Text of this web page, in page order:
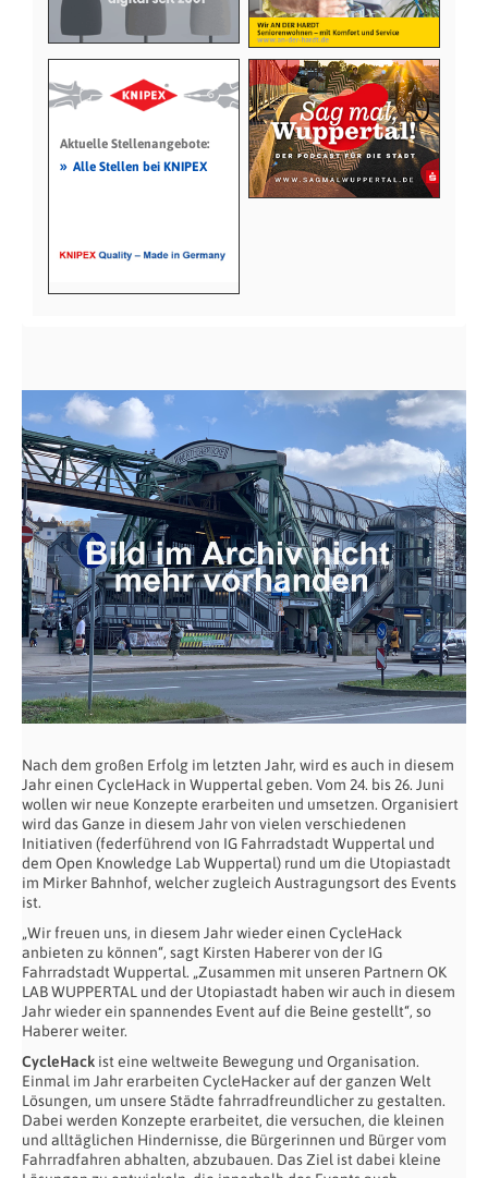
Aktuelle Stellenangebote:
» Alle Stellen bei KNIPEX
Nach dem großen Erfolg im letzten Jahr, wird es auch in diesem
Jahr einen CycleHack in Wuppertal geben. Vom 24. bis 26. Juni
wollen wir neue Konzepte erarbeiten und umsetzen. Organisiert
wird das Ganze in diesem Jahr von vielen verschiedenen
Initiativen (federführend von IG Fahrradstadt Wuppertal und
dem Open Knowledge Lab Wuppertal) rund um die Utopiastadt
im Mirker Bahnhof, welcher zugleich Austragungsort des Events
ist.
„Wir freuen uns, in diesem Jahr wieder einen CycleHack
anbieten zu können“, sagt Kirsten Haberer von der IG
Fahrradstadt Wuppertal. „Zusammen mit unseren Partnern OK
LAB WUPPERTAL und der Utopiastadt haben wir auch in diesem
Jahr wieder ein spannendes Event auf die Beine gestellt“, so
Haberer weiter.
CycleHack ist eine weltweite Bewegung und Organisation.
Einmal im Jahr erarbeiten CycleHacker auf der ganzen Welt
Lösungen, um unsere Städte fahrradfreundlicher zu gestalten.
Dabei werden Konzepte erarbeitet, die versuchen, die kleinen
und alltäglichen Hindernisse, die Bürgerinnen und Bürger vom
Fahrradfahren abhalten, abzubauen. Das Ziel ist dabei kleine